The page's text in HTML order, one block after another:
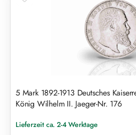
5 Mark 1892-1913 Deutsches
König Wilhelm II. Jaeger-Nr. 176
Lieferzeit ca. 2-4 Werktage